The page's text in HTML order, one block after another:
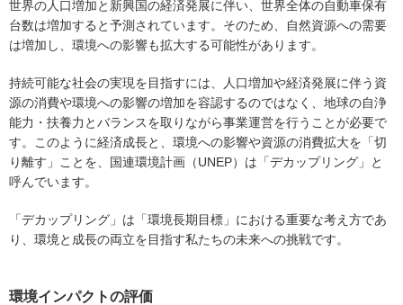
世界の人口増加と新興国の経済発展に伴い、世界全体の自動車保有
台数は増加すると予測されています。そのため、自然資源への需要
は増加し、環境への影響も拡大する可能性があります。
持続可能な社会の実現を目指すには、人口増加や経済発展に伴う資
源の消費や環境への影響の増加を容認するのではなく、地球の自浄
能力・扶養力とバランスを取りながら事業運営を行うことが必要で
す。このように経済成長と、環境への影響や資源の消費拡大を「切
り離す」ことを、国連環境計画（UNEP）は「デカップリング」と
呼んでいます。
「デカップリング」は「環境長期目標」における重要な考え方であ
り、環境と成長の両立を目指す私たちの未来への挑戦です。
環境インパクトの評価